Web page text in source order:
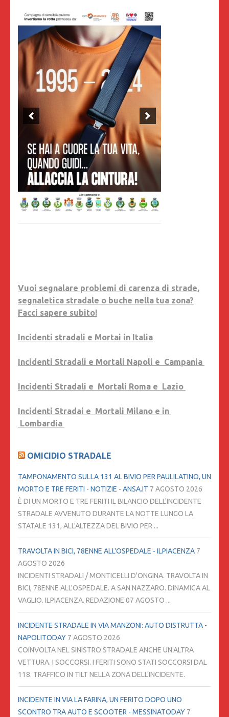
Vuoi segnalare problemi di carenza di strade,
segnaletica stradale o buche nella tua zona?
Facci sapere subito!
Incidenti stradali e Mortai in Italia
Incidenti Stradali e Mortali Napoli e Campania
Incidenti Stradali e Mortali Roma e Lazio
Incidenti Stradai e Mortali Milano e in
Lombardia
OMICIDIO STRADALE
TAMPONAMENTO SULLA 131 AL BIVIO PER PAULILATINO, UN
MORTO E TRE FERITI - NOTIZIE - ANSA.IT 7 AGOSTO 2026
È DI UN MORTO E TRE FERITI IL BILANCIO DELL'INCIDENTE
STRADALE AVVENUTO DURANTE LA NOTTE LUNGO LA
STATALE 131, ALL'ALTEZZA DEL BIVIO PER ...
TRAVOLTA IN BICI, 78ENNE ALL'OSPEDALE - ILPIACENZA 7
AGOSTO 2026
INCIDENTI STRADALI / MONTICELLI D'ONGINA. TRAVOLTA IN
BICI, 78ENNE ALL'OSPEDALE. A SAN NAZZARO. DINAMICA AL
VAGLIO. ILPIACENZA. REDAZIONE 07 AGOSTO ...
INCIDENTE STRADALE IN VIA MANZONI: AUTO DISTRUTTA -
NAPOLITODAY 7 AGOSTO 2026
COINVOLTA NEL SINISTRO STRADALE ANCHE UN'ALTRA
VETTURA. I SOCCORSI. I FERITI SONO STATI SOCCORSI DAL
118. TRAFFICO IN TILT NELLA ZONA DELL'INCIDENTE.
INCIDENTE IN VIA LA FARINA, UN FERITO DOPO UNO
SCONTRO TRA AUTO E SCOOTER - MESSINATODAY 7